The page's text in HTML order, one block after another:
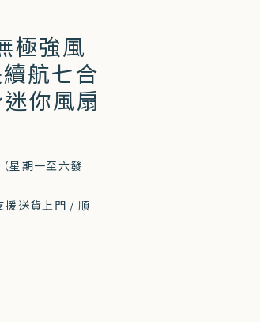
極強風
航七合
你風扇
星期一至六發
援送貨上門 / 順